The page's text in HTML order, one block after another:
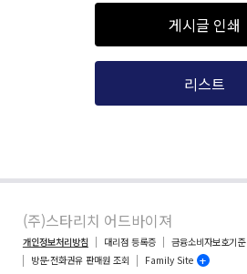
게시글 인쇄
리스트
(주)스타리치 어드바이져
개인정보처리방침 대리점 등록증 금융소비자보호기준
방문·전화권유 판매원 조회
Family Site